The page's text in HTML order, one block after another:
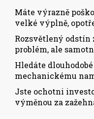
Máte výrazně
velké výplně,
Rozsvětlený
problém, ale
Hledáte
mechanickému
Jste ochotni
výměnou za